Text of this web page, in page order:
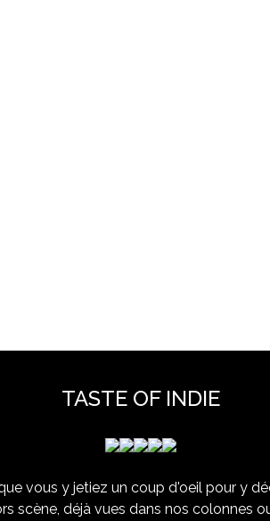
TASTE OF INDIE
vous y jetiez un coup d'oeil pour y
scène, déjà vues dans nos colonnes